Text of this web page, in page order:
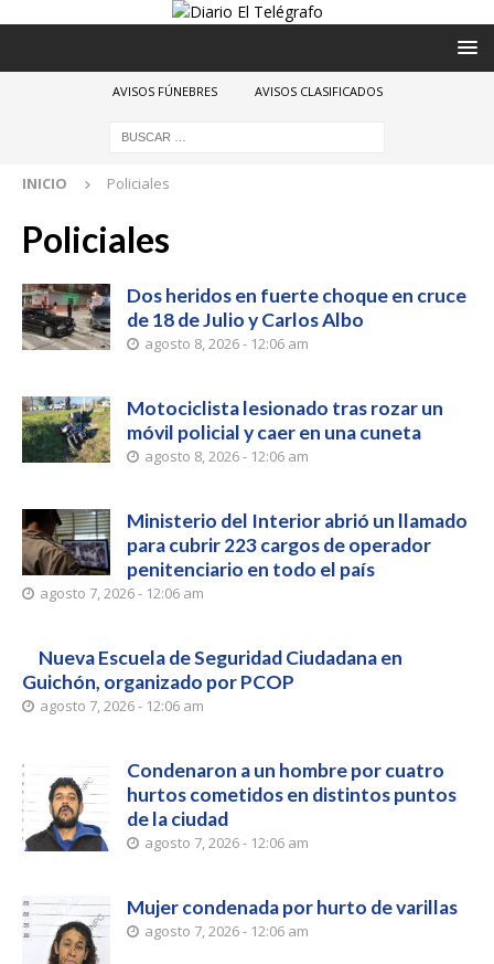
AVISOS FÚNEBRES AVISOS CLASIFICADOS
INICIO Policiales
Policiales
Dos heridos en fuerte choque en cruce
de 18 de Julio y Carlos Albo
agosto 8, 2026 - 12:06 am
Motociclista lesionado tras rozar un
móvil policial y caer en una cuneta
agosto 8, 2026 - 12:06 am
Ministerio del Interior abrió un llamado
para cubrir 223 cargos de operador
penitenciario en todo el país
agosto 7, 2026 - 12:06 am
Nueva Escuela de Seguridad Ciudadana en
Guichón, organizado por PCOP
agosto 7, 2026 - 12:06 am
Condenaron a un hombre por cuatro
hurtos cometidos en distintos puntos
de la ciudad
agosto 7, 2026 - 12:06 am
Mujer condenada por hurto de varillas
agosto 7, 2026 - 12:06 am